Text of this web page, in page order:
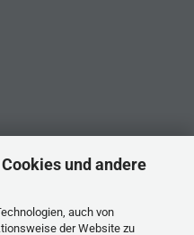
und andere
auch von
der Website zu